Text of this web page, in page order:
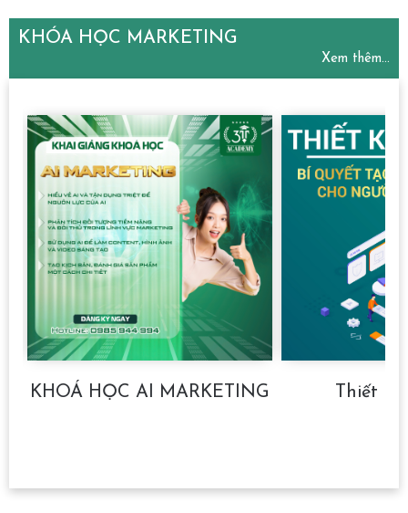
KHÓA HỌC MARKETING
Xem thêm...
KHOÁ HỌC AI MARKETING Thiết kế